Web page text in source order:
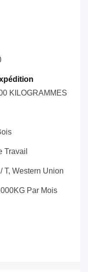
KILOGRAMMES
Travail
T, Western Union
Par Mois